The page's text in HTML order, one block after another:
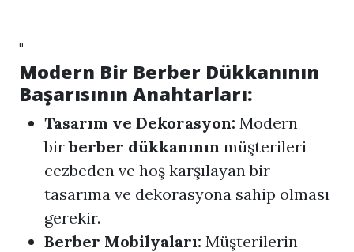
"
Modern Bir Berber Dükkanının
Başarısının Anahtarları:
Tasarım ve Dekorasyon: Modern
birberber dükkanının müşterileri
cezbeden ve hoş karşılayan bir
tasarıma ve dekorasyona sahip olması
gerekir.
Berber Mobilyaları: Müşterilerin